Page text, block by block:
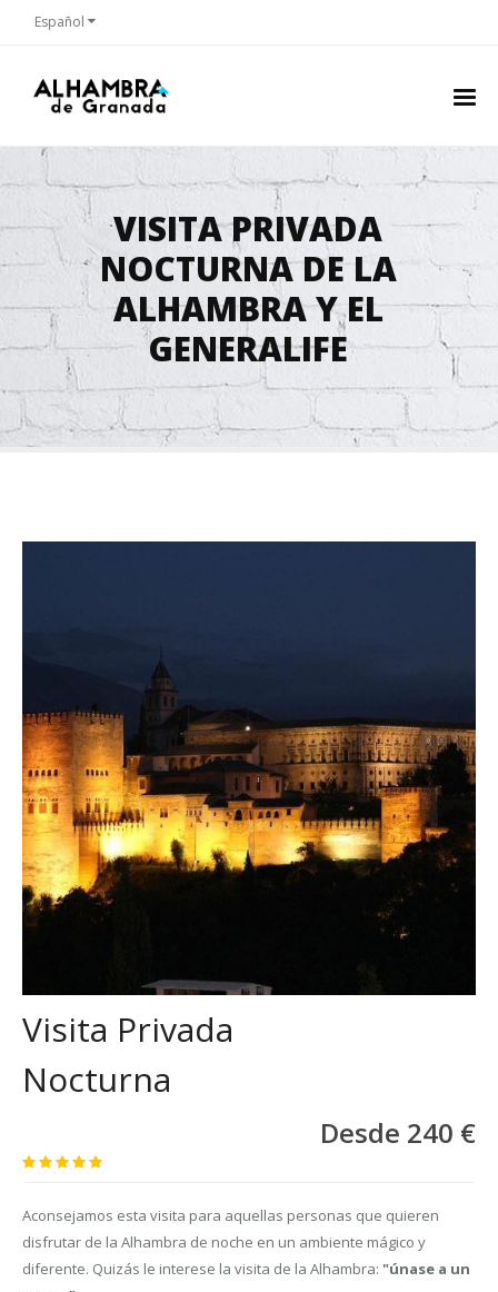
Español
VISITA PRIVADA
NOCTURNA DE LA
ALHAMBRA Y EL
GENERALIFE
Visita Privada
Nocturna
Desde 240 €
Aconsejamos esta visita para aquellas personas que quieren
disfrutar de la Alhambra de noche en un ambiente mágico y
diferente. Quizás le interese la visita de la Alhambra: "únase a un